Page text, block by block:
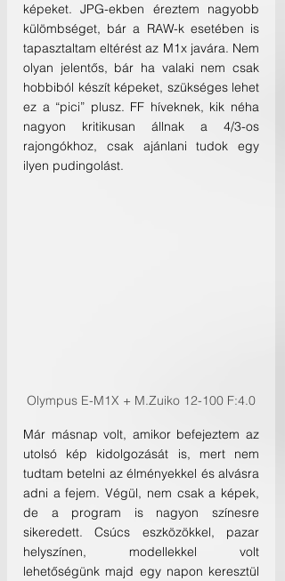
képeket. JPG-ekben éreztem nagyobb
külömbséget, bár a RAW-k esetében is
tapasztaltam eltérést az M1x javára. Nem
olyan jelentős, bár ha valaki nem csak
hobbiból készít képeket, szükséges lehet
ez a “pici” plusz. FF híveknek, kik néha
nagyon kritikusan állnak a 4/3-os
rajongókhoz, csak ajánlani tudok egy
ilyen pudingolást.
Olympus E-M1X + M.Zuiko 12-100 F:4.0
Már másnap volt, amikor befejeztem az
utolsó kép kidolgozását is, mert nem
tudtam betelni az élményekkel és alvásra
adni a fejem. Végül, nem csak a képek,
de a program is nagyon színesre
sikeredett. Csúcs eszközökkel, pazar
helyszínen, modellekkel volt
lehetőségünk majd egy napon keresztül